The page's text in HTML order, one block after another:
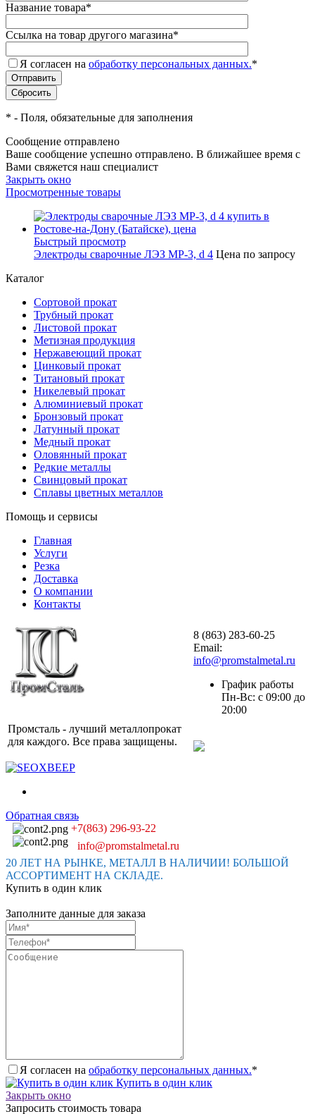
Название товара*
Ссылка на товар другого магазина*
Я согласен на обработку персональных данных.*
* - Поля, обязательные для заполнения
Сообщение отправлено
Ваше сообщение успешно отправлено. В ближайшее время с
Вами свяжется наш специалист
Закрыть окно
Просмотренные товары
Быстрый просмотр
Электроды сварочные ЛЭЗ МР-3, d 4 Цена по запросу
Каталог
Сортовой прокат
Трубный прокат
Листовой прокат
Метизная продукция
Нержавеющий прокат
Цинковый прокат
Титановый прокат
Никелевый прокат
Алюминиевый прокат
Бронзовый прокат
Латунный прокат
Медный прокат
Оловянный прокат
Редкие металлы
Свинцовый прокат
Сплавы цветных металлов
Помощь и сервисы
Главная
Услуги
Резка
Доставка
О компании
Контакты
Промсталь - лучший металлопрокат
для каждого. Все права защищены.
8 (863) 283-60-25
Email:
info@promstalmetal.ru
График работы
Пн-Вс: с 09:00 до
20:00
Обратная связь
+7(863) 296-93-22
info@promstalmetal.ru
20 ЛЕТ НА РЫНКЕ, МЕТАЛЛ В НАЛИЧИИ! БОЛЬШОЙ
АССОРТИМЕНТ НА СКЛАДЕ.
Купить в один клик
Заполните данные для заказа
Я согласен на обработку персональных данных.*
Купить в один клик
Закрыть окно
Запросить стоимость товара